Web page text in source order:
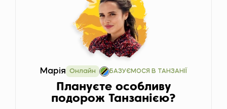
Марія Онлайн БАЗУЄМОСЯ В ТАНЗАНІЇ
Плануєте особливу
подорож Танзанією?